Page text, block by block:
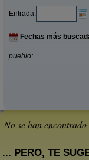
Entrada:
Fechas más
pueblo:
No se han
... PERO, TE